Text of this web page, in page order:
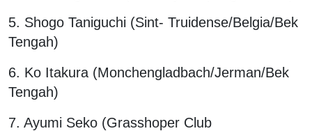
5. Shogo Taniguchi (Sint- Truidense/Belgia/Bek
Tengah)
6. Ko Itakura (Monchengladbach/Jerman/Bek
Tengah)
7. Ayumi Seko (Grasshoper Club